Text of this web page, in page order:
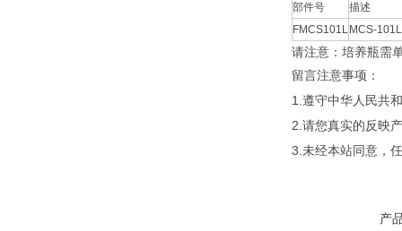
部件号
描述
FMCS101L MCS-
请注意：培养瓶需
留言注意事项：
1.遵守中华人民共
2.请您真实的反映
3.未经本站同意，
产